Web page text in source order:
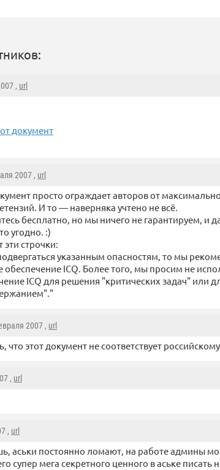
, url
документ
2007 , url
просто ограждает авторов от
И то — наверняка учтено не всё.
бесплатно, но мы ничего не гарантируем, и
угодно. :)
строчки:
указанным опасностям, то мы
ICQ. Более того, мы просим не
ICQ для решения "критических задач" или
2007 , url
что этот документ не соответствует
, url
, url
аськи постоянно ломают, на работе админы
супер мега секретного ценного в аське писать